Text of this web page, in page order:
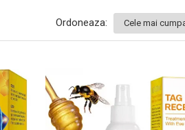
Ordoneaza: